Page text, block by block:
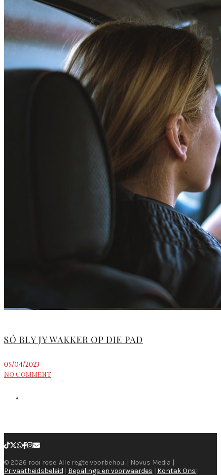
SÓ BLY JY WAKKER OP DIE PAD
05/04/2023
No Comment
© 2026 rooi rose. Alle regte voorbehou. | Novus Media |
Privaatheidsbeleid | Bepalings en voorwaardes | Kontak Ons|